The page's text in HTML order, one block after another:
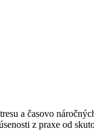
a časovo
z praxe od